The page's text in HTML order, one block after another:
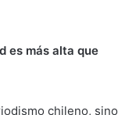
es más alta que
chileno, sino